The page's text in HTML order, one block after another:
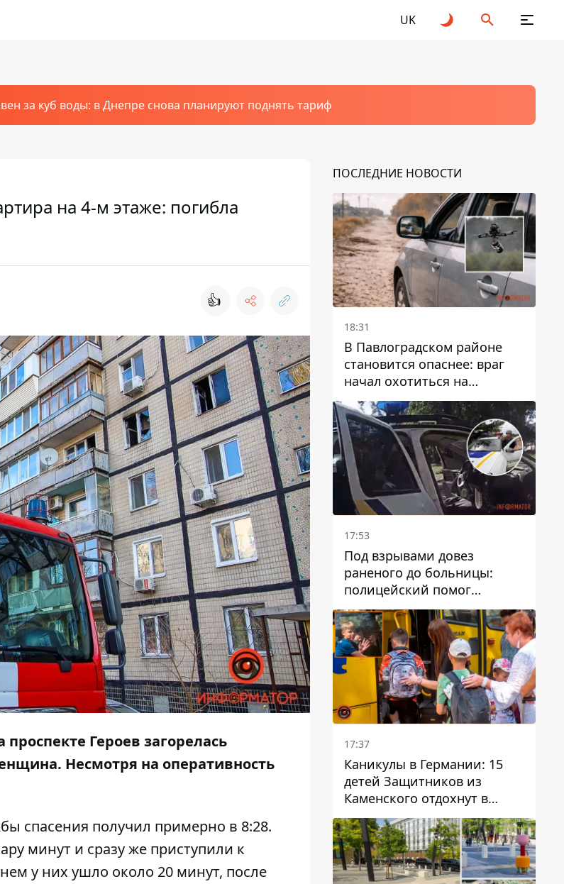
UK
за куб воды: в Днепре снова планируют поднять тариф
на 4-м этаже: погибла
👍
Героев загорелась
Несмотря на оперативность
спасения получил примерно в 8:28.
минут и сразу же приступили к
у них ушло около 20 минут, после
ПОСЛЕДНИЕ НОВОСТИ
18:31
В Павлоградском районе
становится опаснее: враг
начал охотиться на
гражданский и военный
транспорт
17:53
Под взрывами довез
раненого до больницы:
полицейский помог
пострадавшему после атаки
на Каменский район
17:37
Каникулы в Германии: 15
детей Защитников из
Каменского отдохнут в
Вуппертале